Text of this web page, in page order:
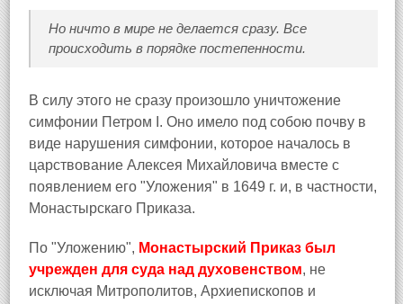
Но ничто в мире не делается сразу. Все
происходить в порядке постепенности.
В силу этого не сразу произошло уничтожение
симфонии Петром I. Оно имело под собою почву в
виде нарушения симфонии, которое началось в
царствование Алексея Михайловича вместе с
появлением его "Уложения" в 1649 г. и, в частности,
Монастырскаго Приказа.
По "Уложению", Монастырский Приказ был
учрежден для суда над духовенством, не
исключая Митрополитов, Архиепископов и